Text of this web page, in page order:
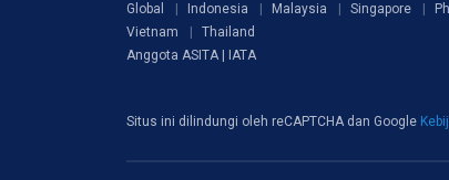
Global
Indonesia Malaysia Singapore
Vietnam
Thailand
Anggota ASITA | IATA
Situs ini dilindungi oleh reCAPTCHA dan Google